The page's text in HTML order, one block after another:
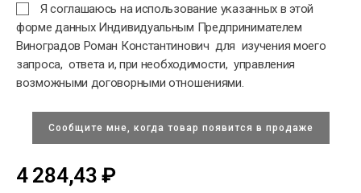
Я соглашаюсь на использование указанных в этой
форме данных Индивидуальным Предпринимателем
Виноградов Роман Константинович для изучения моего
запроса, ответа и, при необходимости, управления
возможными договорными отношениями.
Сообщите мне, когда товар появится в продаже
4 284,43 ₽